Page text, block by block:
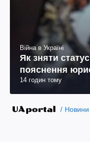
Війна в Україні
Як зняти
пояснення
14 годин тому
Новини